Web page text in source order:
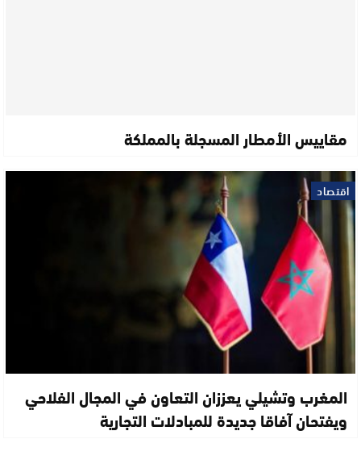
مقاييس الأمطار المسجلة بالمملكة
اقتصاد
المغرب وتشيلي يعززان التعاون في المجال الفلاحي
ويفتحان آفاقا جديدة للمبادلات التجارية